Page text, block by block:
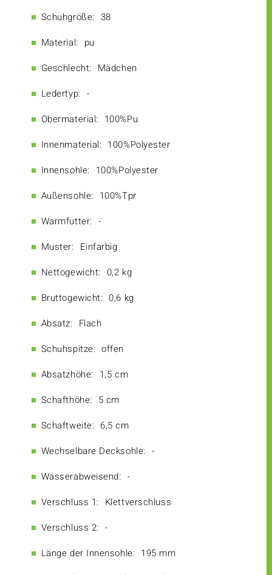
Schuhgröße: 38
Material: pu
Geschlecht: Mädchen
Ledertyp: -
Obermaterial: 100%Pu
Innenmaterial: 100%Polyester
Innensohle: 100%Polyester
Außensohle: 100%Tpr
Warmfutter: -
Muster: Einfarbig
Nettogewicht: 0,2 kg
Bruttogewicht: 0,6 kg
Absatz: Flach
Schuhspitze: offen
Absatzhöhe: 1,5 cm
Schafthöhe: 5 cm
Schaftweite: 6,5 cm
Wechselbare Decksohle: -
Wasserabweisend: -
Verschluss 1: Klettverschluss
Verschluss 2: -
Länge der Innensohle: 195 mm